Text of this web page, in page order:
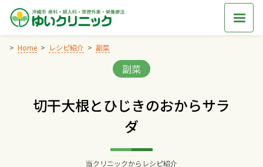
Skip
content
Home レシピ紹介 副菜
Categories:
副菜
切干大根とひじきのおからサラ
ダ
当クリニックからレシピ紹介
交通アクセス
院長からのごあいさつ